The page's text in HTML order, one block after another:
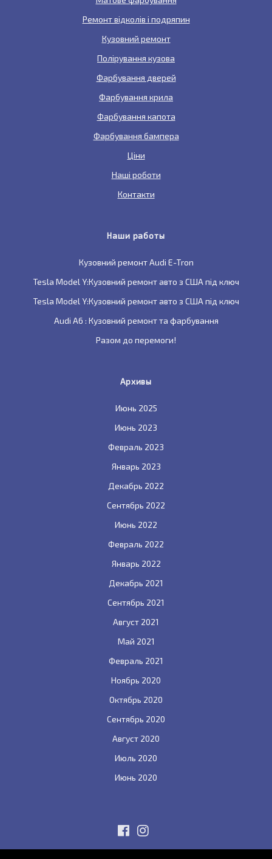
Ремонт відколів і подряпин
Кузовний ремонт
Полірування кузова
Фарбування дверей
Фарбування крила
Фарбування капота
Фарбування бампера
Ціни
Наші роботи
Контакти
Наши работы
Кузовний ремонт Audi E-Tron
Tesla Model Y:Кузовний ремонт авто з США під ключ
Tesla Model Y:Кузовний ремонт авто з США під ключ
Audi A6 : Кузовний ремонт та фарбування
Разом до перемоги!
Архивы
Июнь 2025
Июнь 2023
Февраль 2023
Январь 2023
Декабрь 2022
Сентябрь 2022
Июнь 2022
Февраль 2022
Январь 2022
Декабрь 2021
Сентябрь 2021
Август 2021
Май 2021
Февраль 2021
Ноябрь 2020
Октябрь 2020
Сентябрь 2020
Август 2020
Июль 2020
Июнь 2020